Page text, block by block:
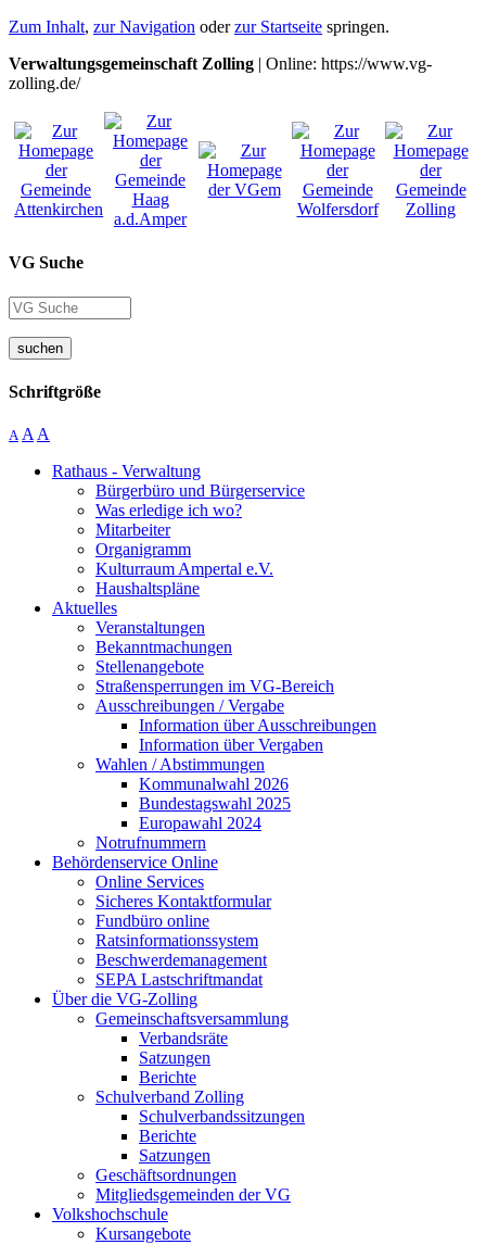
Zum Inhalt, zur Navigation oderzur Startseite springen.
Verwaltungsgemeinschaft Zolling | Online: https://www.vg-
zolling.de/
VG Suche
suchen
Schriftgröße
A A A
Rathaus - Verwaltung
Bürgerbüro und Bürgerservice
Was erledige ich wo?
Mitarbeiter
Organigramm
Kulturraum Ampertal e.V.
Haushaltspläne
Aktuelles
Veranstaltungen
Bekanntmachungen
Stellenangebote
Straßensperrungen im VG-Bereich
Ausschreibungen / Vergabe
Information über Ausschreibungen
Information über Vergaben
Wahlen / Abstimmungen
Kommunalwahl 2026
Bundestagswahl 2025
Europawahl 2024
Notrufnummern
Behördenservice Online
Online Services
Sicheres Kontaktformular
Fundbüro online
Ratsinformationssystem
Beschwerdemanagement
SEPA Lastschriftmandat
Über die VG-Zolling
Gemeinschaftsversammlung
Verbandsräte
Satzungen
Berichte
Schulverband Zolling
Schulverbandssitzungen
Berichte
Satzungen
Geschäftsordnungen
Mitgliedsgemeinden der VG
Volkshochschule
Kursangebote